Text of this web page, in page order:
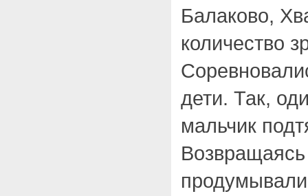
Балаково,
количество
дети. Так,
мальчик